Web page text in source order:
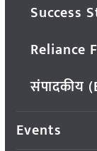
Success
Reliance
संपादकीय
Events